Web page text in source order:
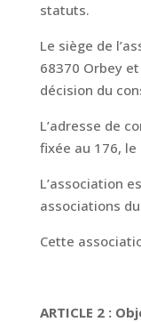
statuts.
Le siège de
68370 Orbey
décision du
L’adresse de
fixée au 176, le
L’association
associations du
Cette
ARTICLE 2 :